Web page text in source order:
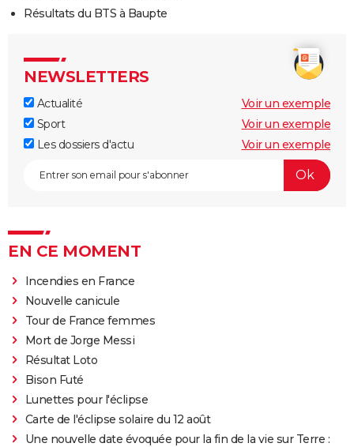
Résultats du BTS à Baupte
NEWSLETTERS
Actualité
Voir un exemple
Sport
Voir un exemple
Les dossiers d'actu
Voir un exemple
EN CE MOMENT
Incendies en France
Nouvelle canicule
Tour de France femmes
Mort de Jorge Messi
Résultat Loto
Bison Futé
Lunettes pour l'éclipse
Carte de l'éclipse solaire du 12 août
Une nouvelle date évoquée pour la fin de la vie sur Terre :